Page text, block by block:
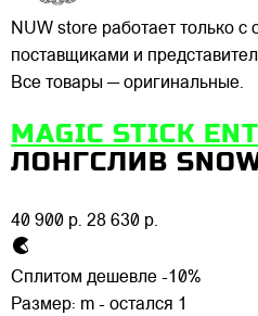
NUW store работает только
поставщиками и
Все товары — оригинальные.
MAGIC STICK
ЛОНГСЛИВ
40 900 р. 28 630 р.
Сплитом дешевле -10%
Размер: m - остался 1